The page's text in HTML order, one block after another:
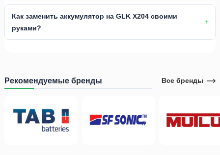
Как заменить аккумулятор на GLK X204 своими
руками?
Рекомендуемые бренды Все бренды